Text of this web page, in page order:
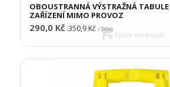
OBOUSTRANNÁ VÝSTRAŽNÁ
ZAŘÍZENÍ MIMO PROVOZ
290,0 Kč (350,9Kčs DPH)
Výběr možností